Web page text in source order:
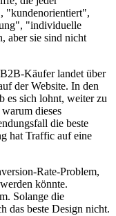
"kundenorientiert",
"individuelle
aber sie sind nicht
Käufer landet über
der Website. In den
es sich lohnt, weiter zu
dieses
die beste
hat Traffic auf eine
Rate-Problem,
könnte.
Solange die
das beste Design nicht.